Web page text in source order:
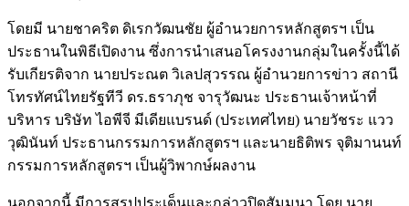
โดยมี นายชาคริต ดิเรกวัฒนชัย ผู้อำนวยการหลักสูตรฯ เป็น
ประธานในพิธีเปิดงาน ซึ่งการนำเสนอโครงงานกลุ่มในครั้งนี้ได้
รับเกียรติจาก นายประณต วิเลปสุวรรณ ผู้อำนวยการข่าว สถานี
โทรทัศน์ไทยรัฐทีวี ดร.ธราภุช จารุวัฒนะ ประธานเจ้าหน้าที่
บริหาร บริษัท ไอพีจี มีเดียแบรนด์ (ประเทศไทย) นายวัชระ แวว
วุฒินันท์ ประธานกรรมการหลักสูตรฯ และนายธิติพร จุติมานนท์
กรรมการหลักสูตรฯ เป็นผู้วิพากษ์ผลงาน
นอกจากนี้ มีการสรุปประเด็นและกล่าวปิดสัมมนา โดย นาย